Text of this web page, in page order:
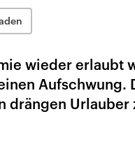
wieder erlaubt
Aufschwung.
Urlauber